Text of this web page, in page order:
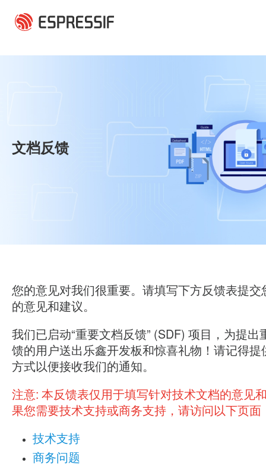
文档反馈
您的意见对我们很重要。请填写下方反馈表提交
的意见和建议。
我们已启动“重要文档反馈” (SDF) 项目，为提出
馈的用户送出乐鑫开发板和惊喜礼物！请记得提
方式以便接收我们的通知。
注意: 本反馈表仅用于填写针对技术文档的意见
果您需要技术支持或商务支持，请访问以下页面
技术支持
商务问题